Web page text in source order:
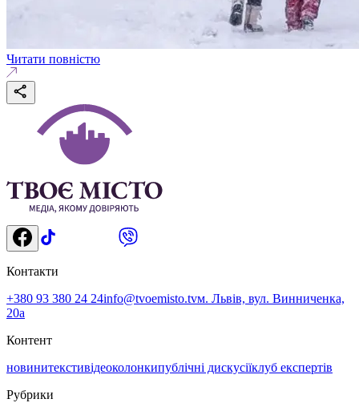
Читати повністю
Контакти
+380 93 380 24 24info@tvoemisto.tvм. Львів, вул. Винниченка,
20а
Контент
новинитекстивідеоколонкипублічні дискусіїклуб експертів
Рубрики